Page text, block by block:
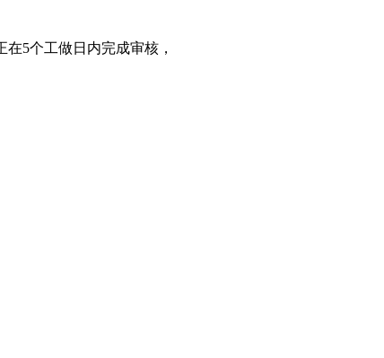
5个工做日内完成审核，